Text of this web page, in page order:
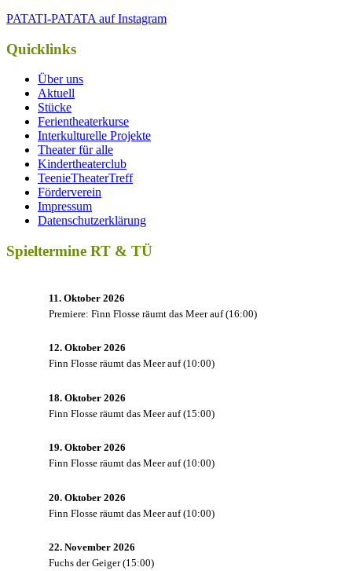
PATATI-PATATA auf Instagram
Quicklinks
Über uns
Aktuell
Stücke
Ferientheaterkurse
Interkulturelle Projekte
Theater für alle
Kindertheaterclub
TeenieTheaterTreff
Förderverein
Impressum
Datenschutzerklärung
Spieltermine RT & TÜ
11. Oktober 2026
Premiere: Finn Flosse räumt das Meer auf(16:00)
12. Oktober 2026
Finn Flosse räumt das Meer auf(10:00)
18. Oktober 2026
Finn Flosse räumt das Meer auf(15:00)
19. Oktober 2026
Finn Flosse räumt das Meer auf(10:00)
20. Oktober 2026
Finn Flosse räumt das Meer auf(10:00)
22. November 2026
Fuchs der Geiger(15:00)